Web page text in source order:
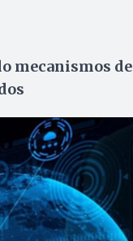
mecanismos